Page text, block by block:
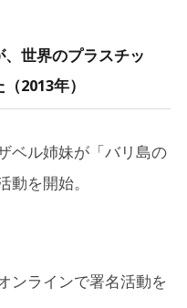
世界のプラスチッ
2013年）
ベル姉妹が「バリ島の
動を開始。
ンラインで署名活動を